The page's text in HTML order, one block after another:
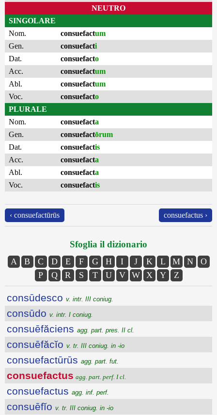
NEUTRO
SINGOLARE
Nom.
consuefactum
Gen.
consuefacti
Dat.
consuefacto
Acc.
consuefactum
Abl.
consuefactum
Voc.
consuefacto
PLURALE
Nom.
consuefacta
Gen.
consuefactōrum
Dat.
consuefactis
Acc.
consuefacta
Abl.
consuefacta
Voc.
consuefactis
‹ consuefactūrūs consuefactus ›
Sfoglia il dizionario
A B C D E F G H I J K L M N
O
P
Q R S T U V W X Y Z
consūdesco v. intr. III coniug.
consūdo v. intr. I coniug.
consuēfăciens agg. part. pres. II cl.
consuēfăcĭo v. tr. III coniug. in -io
consuefactūrūs agg. part. fut.
consuefactus agg. part. perf. I cl.
consuefactus agg. inf. perf.
consuēfĭo v. tr. III coniug. in -io